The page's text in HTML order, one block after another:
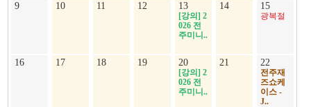
9 10 11 12 13
[강의] 2
026 전
주미니..
14 15
광복절
16 17 18 19 20
[강의] 2
026 전
주미니..
21 22
전주재
즈쇼케
이스 -
J..